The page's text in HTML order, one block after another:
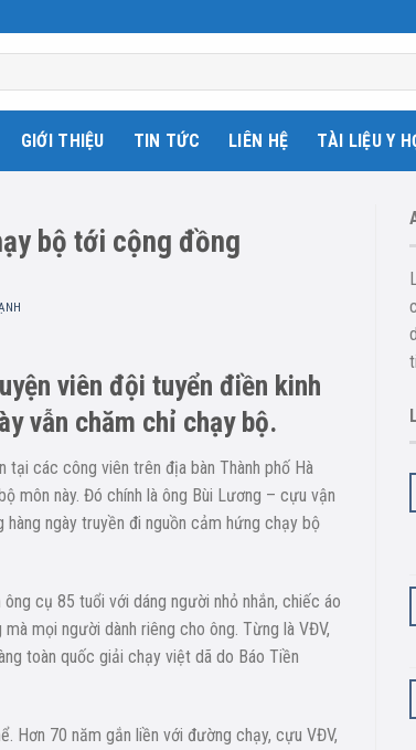
GIỚI THIỆU TIN TỨC LIÊN HỆ TÀI LIỆU Y
bộ tới cộng đồng
viên đội tuyển điền kinh
vẫn chăm chỉ chạy bộ.
tại các công viên trên địa bàn Thành phố Hà
môn này. Đó chính là ông Bùi Lương – cựu vận
hàng ngày truyền đi nguồn cảm hứng chạy bộ
cụ 85 tuổi với dáng người nhỏ nhắn, chiếc áo
mọi người dành riêng cho ông. Từng là VĐV,
toàn quốc giải chạy việt dã do Báo Tiền
Hơn 70 năm gắn liền với đường chạy, cựu VĐV,